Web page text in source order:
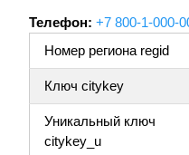
Телефон: +7 800-1-000-
Номер региона regid
Ключ citykey
Уникальный ключ
citykey_u